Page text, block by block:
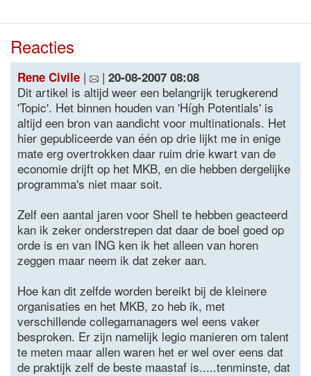
Reacties
Rene Civile | | 20-08-2007 08:08
Dit artikel is altijd weer een belangrijk terugkerend
'Topic'. Het binnen houden van 'Hígh Potentials' is
altijd een bron van aandicht voor multinationals. Het
hier gepubliceerde van één op drie lijkt me in enige
mate erg overtrokken daar ruim drie kwart van de
economie drijft op het MKB, en die hebben dergelijke
programma's niet maar soit.
Zelf een aantal jaren voor Shell te hebben geacteerd
kan ik zeker onderstrepen dat daar de boel goed op
orde is en van ING ken ik het alleen van horen
zeggen maar neem ik dat zeker aan.
Hoe kan dit zelfde worden bereikt bij de kleinere
organisaties en het MKB, zo heb ik, met
verschillende collegamanagers wel eens vaker
besproken. Er zijn namelijk legio manieren om talent
te meten maar allen waren het er wel over eens dat
de praktijk zelf de beste maastaf is.....tenminste, dat